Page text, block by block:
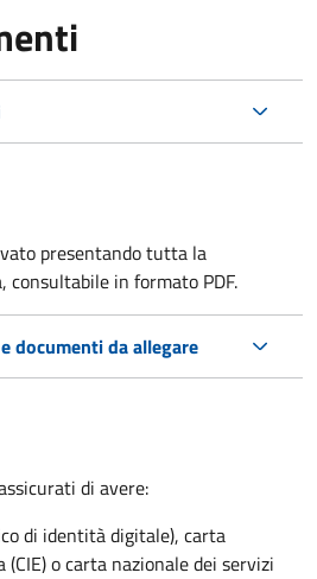
presentando tutta la
consultabile in formato PDF.
documenti da allegare
di avere:
di identità digitale), carta
o carta nazionale dei servizi